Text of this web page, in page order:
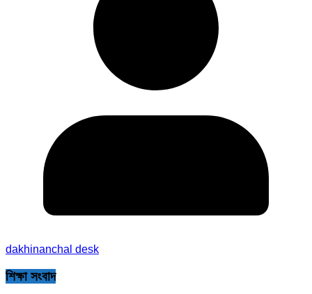
dakhinanchal desk
শিক্ষা সংবাদ